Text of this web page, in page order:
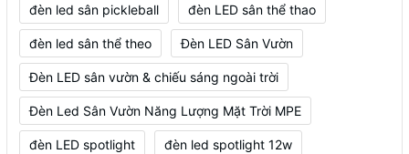
đèn led sân pickleball đèn LED sân thể thao
đèn led sân thể theo Đèn LED Sân Vườn
Đèn LED sân vườn & chiếu sáng ngoài trời
Đèn Led Sân Vườn Năng Lượng Mặt Trời MPE
đèn LED spotlight đèn led spotlight 12w